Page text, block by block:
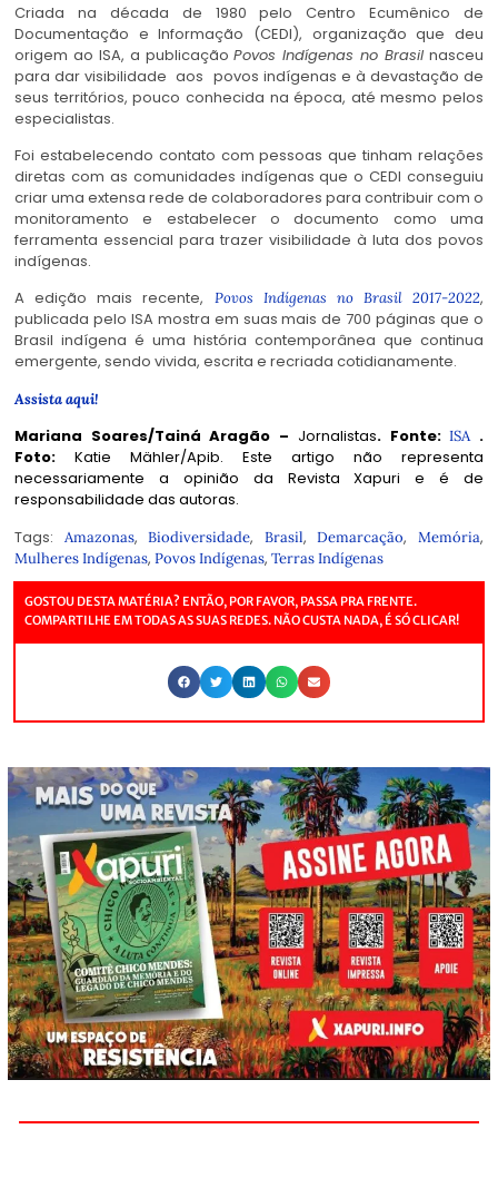
Criada na década de 1980 pelo Centro Ecumênico de
Documentação e Informação (CEDI), organização que deu
origem ao ISA, a publicaçãoPovos Indígenas no Brasil nasceu
para dar visibilidade aos povos indígenas e à devastação de
seus territórios, pouco conhecida na época, até mesmo pelos
especialistas.
Foi estabelecendo contato com pessoas que tinham relações
diretas com as comunidades indígenas que o CEDI conseguiu
criar uma extensa rede de colaboradores para contribuir com o
monitoramento e estabelecer o documento como uma
ferramenta essencial para trazer visibilidade à luta dos povos
indígenas.
A edição mais recente, Povos Indígenas no Brasil 2017-2022,
publicada pelo ISA mostra em suas mais de 700 páginas que o
Brasil indígena é uma história contemporânea que continua
emergente, sendo vivida, escrita e recriada cotidianamente.
Assista aqui!
Mariana Soares/Tainá Aragão – Jornalistas. Fonte:ISA.
Foto: Katie Mähler/Apib.
Este artigo não representa
necessariamente a opinião da Revista Xapuri e é de
responsabilidade das autoras.
Tags: Amazonas,Biodiversidade, Brasil,Demarcação,Memória,
Mulheres Indígenas, Povos Indígenas, Terras Indígenas
GOSTOU DESTA MATÉRIA? ENTÃO, POR FAVOR, PASSA PRA FRENTE.
COMPARTILHE EM TODAS AS SUAS REDES. NÃO CUSTA NADA, É SÓ CLICAR!